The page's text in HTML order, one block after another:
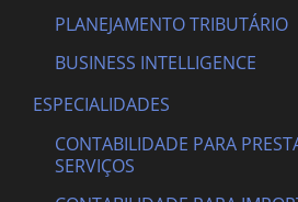
PLANEJAMENTO TRIBUTÁRIO
BUSINESS INTELLIGENCE
ESPECIALIDADES
CONTABILIDADE PARA
SERVIÇOS